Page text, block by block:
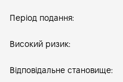
Період подання:
Високий ризик:
Відповідальне становище: